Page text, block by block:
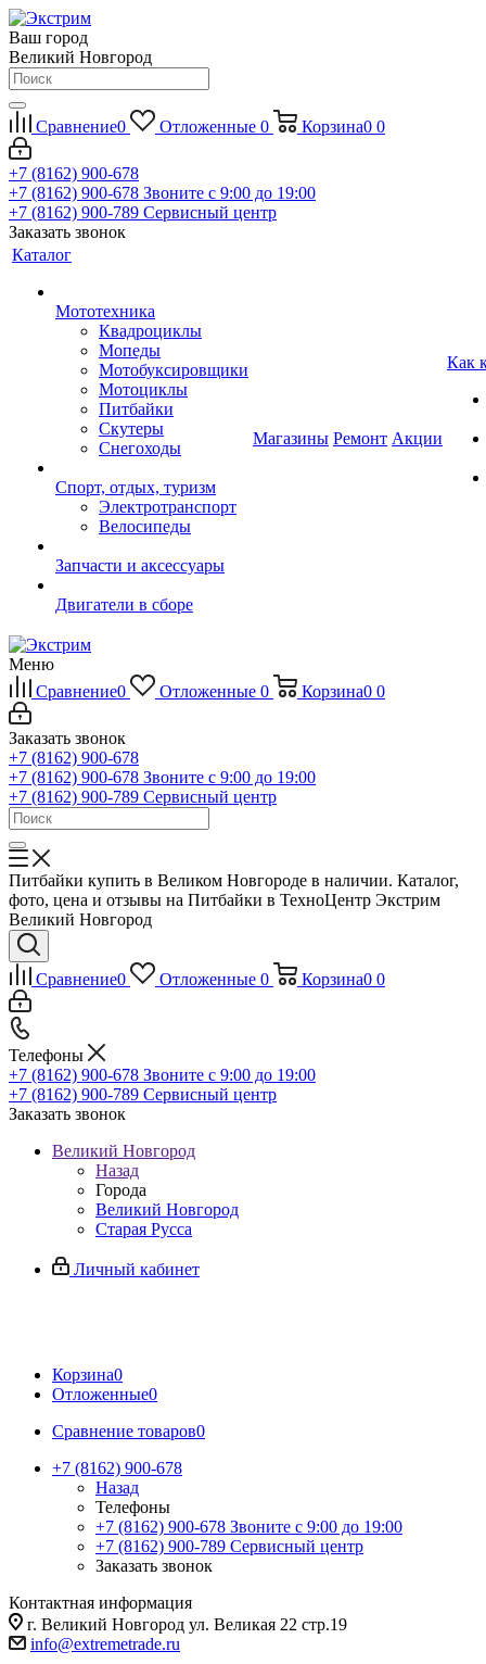
Ваш город
Великий Новгород
Сравнение0 Отложенные 0 Корзина0 0
+7 (8162) 900-678
+7 (8162) 900-678 Звоните с 9:00 до 19:00
+7 (8162) 900-789 Сервисный центр
Заказать звонок
Каталог
Мототехника
Квадроциклы
Мопеды
Мотобуксировщики
Мотоциклы
Питбайки
Скутеры
Снегоходы
Спорт, отдых, туризм
Электротранспорт
Велосипеды
Запчасти и аксессуары
Двигатели в сборе
Магазины Ремонт Акции
Как
Меню
Сравнение0 Отложенные 0 Корзина0 0
Заказать звонок
+7 (8162) 900-678
+7 (8162) 900-678 Звоните с 9:00 до 19:00
+7 (8162) 900-789 Сервисный центр
Питбайки купить в Великом Новгороде в наличии. Каталог,
фото, цена и отзывы на Питбайки в ТехноЦентр Экстрим
Великий Новгород
Сравнение0 Отложенные 0 Корзина0 0
Телефоны
+7 (8162) 900-678 Звоните с 9:00 до 19:00
+7 (8162) 900-789 Сервисный центр
Заказать звонок
Великий Новгород
Назад
Города
Великий Новгород
Старая Русса
Личный кабинет
Корзина0
Отложенные0
Сравнение товаров0
+7 (8162) 900-678
Назад
Телефоны
+7 (8162) 900-678 Звоните с 9:00 до 19:00
+7 (8162) 900-789 Сервисный центр
Заказать звонок
Контактная информация
г. Великий Новгород ул. Великая 22 стр.19
info@extremetrade.ru